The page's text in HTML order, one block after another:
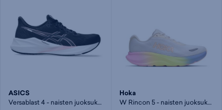
ASICS
Versablast 4 - naisten juoksukengät
Hoka
W Rincon 5 - naisten juoksukengät